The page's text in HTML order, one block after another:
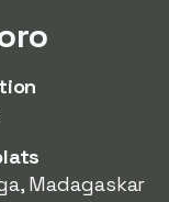
Madagaskar